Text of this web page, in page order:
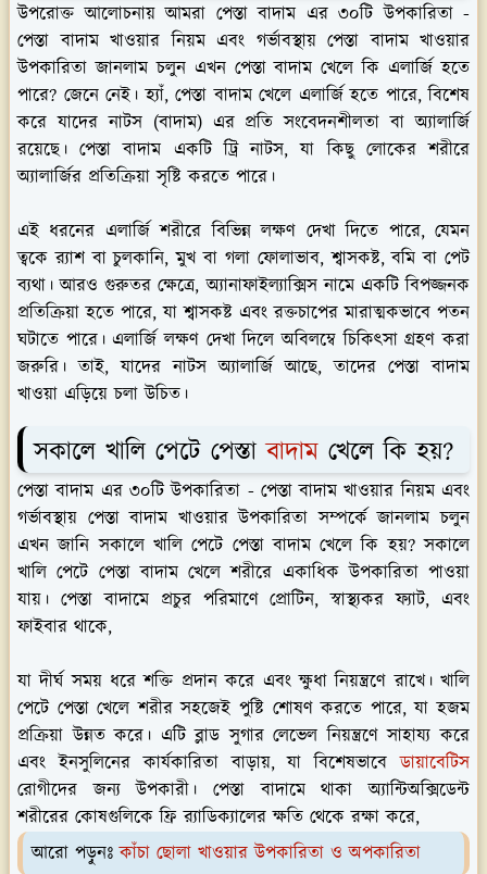
উপরোক্ত আলোচনায় আমরা পেস্তা বাদাম এর ৩০টি উপকারিতা -
পেস্তা বাদাম খাওয়ার নিয়ম এবং গর্ভাবস্থায় পেস্তা বাদাম খাওয়ার
উপকারিতা জানলাম চলুন এখন পেস্তা বাদাম খেলে কি এলার্জি হতে
পারে? জেনে নেই। হ্যাঁ, পেস্তা বাদাম খেলে এলার্জি হতে পারে, বিশেষ
করে যাদের নাটস (বাদাম) এর প্রতি সংবেদনশীলতা বা অ্যালার্জি
রয়েছে। পেস্তা বাদাম একটি ট্রি নাটস, যা কিছু লোকের শরীরে
অ্যালার্জির প্রতিক্রিয়া সৃষ্টি করতে পারে।
এই ধরনের এলার্জি শরীরে বিভিন্ন লক্ষণ দেখা দিতে পারে, যেমন
ত্বকে র‍্যাশ বা চুলকানি, মুখ বা গলা ফোলাভাব, শ্বাসকষ্ট, বমি বা পেট
ব্যথা। আরও গুরুতর ক্ষেত্রে, অ্যানাফাইল্যাক্সিস নামে একটি বিপজ্জনক
প্রতিক্রিয়া হতে পারে, যা শ্বাসকষ্ট এবং রক্তচাপের মারাত্মকভাবে পতন
ঘটাতে পারে। এলার্জি লক্ষণ দেখা দিলে অবিলম্বে চিকিৎসা গ্রহণ করা
জরুরি। তাই, যাদের নাটস অ্যালার্জি আছে, তাদের পেস্তা বাদাম
খাওয়া এড়িয়ে চলা উচিত।
সকালে খালি পেটে পেস্তাবাদাম খেলে কি হয়?
পেস্তা বাদাম এর ৩০টি উপকারিতা - পেস্তা বাদাম খাওয়ার নিয়ম এবং
গর্ভাবস্থায় পেস্তা বাদাম খাওয়ার উপকারিতা সম্পর্কে জানলাম চলুন
এখন জানি সকালে খালি পেটে পেস্তা বাদাম খেলে কি হয়? সকালে
খালি পেটে পেস্তা বাদাম খেলে শরীরে একাধিক উপকারিতা পাওয়া
যায়। পেস্তা বাদামে প্রচুর পরিমাণে প্রোটিন, স্বাস্থ্যকর ফ্যাট, এবং
ফাইবার থাকে,
যা দীর্ঘ সময় ধরে শক্তি প্রদান করে এবং ক্ষুধা নিয়ন্ত্রণে রাখে। খালি
পেটে পেস্তা খেলে শরীর সহজেই পুষ্টি শোষণ করতে পারে, যা হজম
প্রক্রিয়া উন্নত করে। এটি ব্লাড সুগার লেভেল নিয়ন্ত্রণে সাহায্য করে
এবং ইনসুলিনের কার্যকারিতা বাড়ায়, যা বিশেষভাবেডায়াবেটিস
রোগীদের জন্য উপকারী। পেস্তা বাদামে থাকা অ্যান্টিঅক্সিডেন্ট
শরীরের কোষগুলিকে ফ্রি র‍্যাডিক্যালের ক্ষতি থেকে রক্ষা করে,
আরো পড়ুনঃকাঁচা ছোলা খাওয়ার উপকারিতা ও অপকারিতা